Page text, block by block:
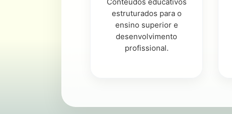
estruturados para o
ensino superior e
desenvolvimento
profissional.